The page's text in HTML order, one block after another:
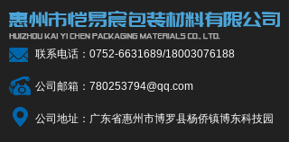
联系电话：0752-6631689/18003076188
公司邮箱：780253794@qq.com
公司地址：广东省惠州市博罗县杨侨镇博东科技园